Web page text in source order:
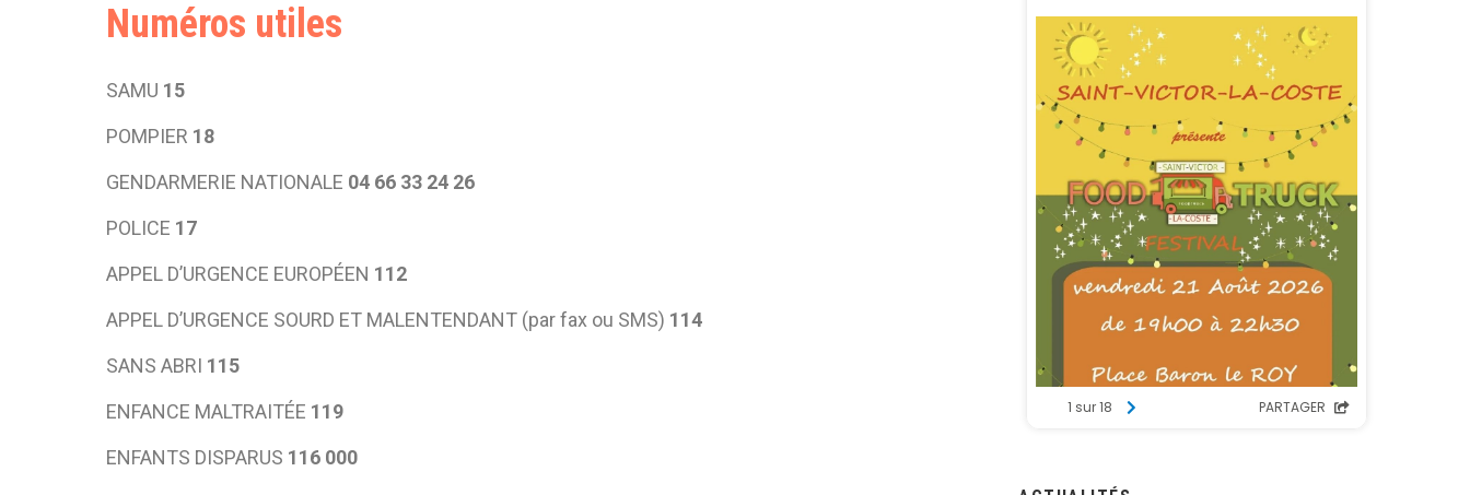
Numéros utiles
SAMU 15
POMPIER 18
GENDARMERIE NATIONALE 04 66 33 24 26
POLICE 17
APPEL D’URGENCE EUROPÉEN 112
APPEL D’URGENCE SOURD ET MALENTENDANT (par fax ou SMS) 114
SANS ABRI 115
ENFANCE MALTRAITÉE 119
ENFANTS DISPARUS 116 000